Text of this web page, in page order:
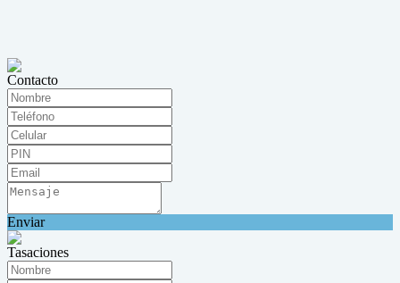
Contacto
Enviar
Tasaciones